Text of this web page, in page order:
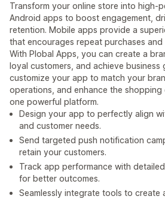
Transform your online store into high-
Android apps to boost engagement,
retention. Mobile apps provide a
that encourages repeat purchases
With Plobal Apps, you can create a
loyal customers, and achieve business
customize your app to match your
operations, and enhance the
one powerful platform.
Design your app to perfectly align
and customer needs.
Send targeted push notification
retain your customers.
Track app performance with
for better outcomes.
Seamlessly integrate tools to create